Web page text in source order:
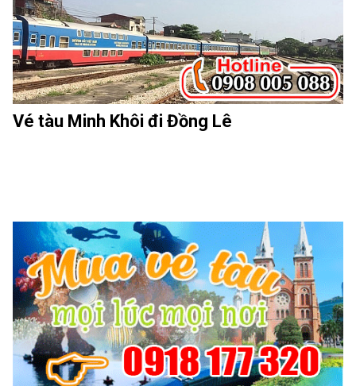
Vé tàu Minh Khôi đi Đồng Lê